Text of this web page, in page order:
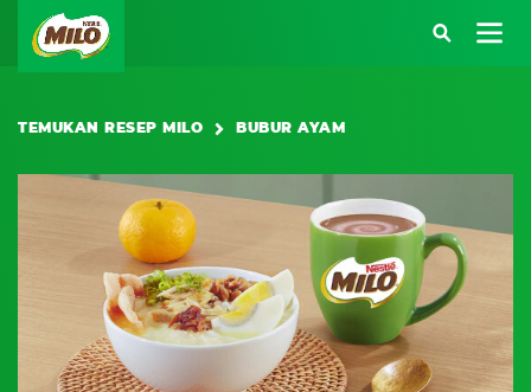
Main navigation
SARAPAN BERENERGI
BEKAL BERENERGI
KREASI RESEP
TEMUKAN RESEP MILO BUBUR AYAM